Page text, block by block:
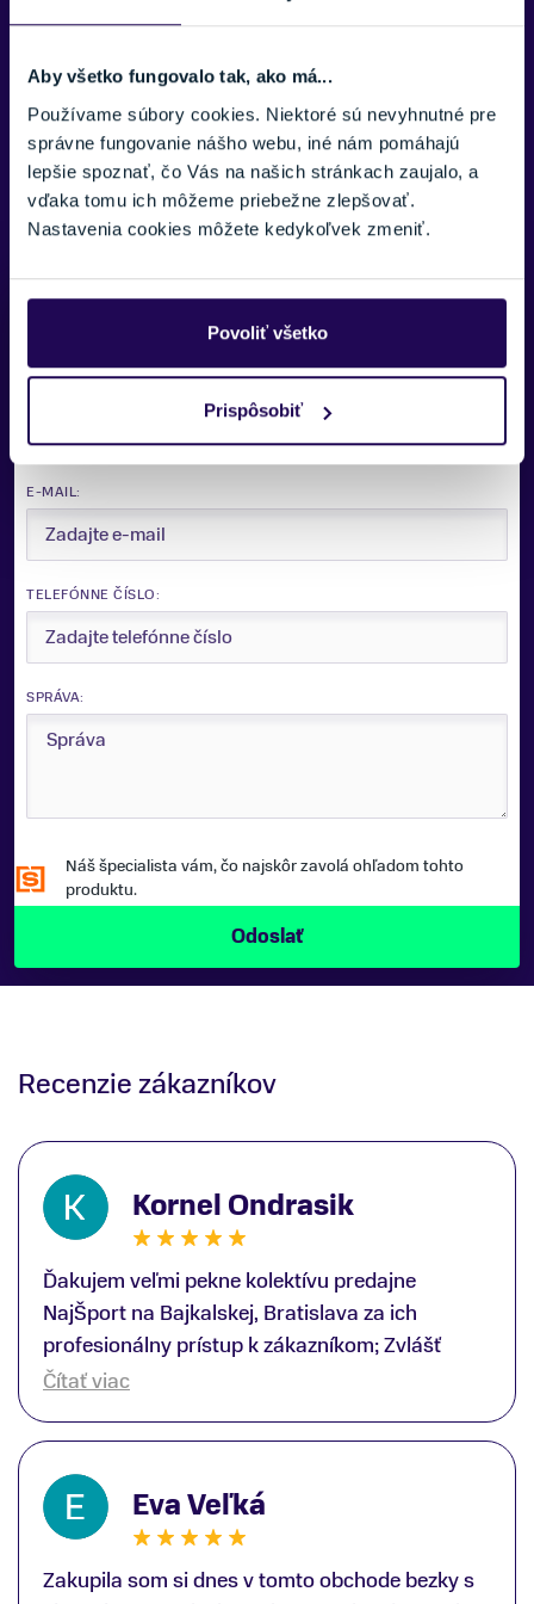
Aby všetko fungovalo tak, ako má...
Používame súbory cookies. Niektoré sú nevyhnutné pre
správne fungovanie nášho webu, iné nám pomáhajú
lepšie spoznať, čo Vás na našich stránkach zaujalo, a
vďaka tomu ich môžeme priebežne zlepšovať.
Nastavenia cookies môžete kedykoľvek zmeniť.
Povoliť všetko
Prispôsobiť
Výplň:
PrimaLoft Cross Core; Valtherm
Materiálové zloženie Výplň:
100% Polyester
Zobraziť viac
Potrebujete viac informácii? Sme tu
pre vás.
E-MAIL:
TELEFÓNNE ČÍSLO:
SPRÁVA:
Náš špecialista vám, čo najskôr zavolá ohľadom tohto
produktu.
Recenzie zákazníkov
Kornel Ondrasik
Ďakujem veľmi pekne kolektívu predajne
NajŠport na Bajkalskej, Bratislava za ich
profesionálny prístup k zákazníkom; Zvlášť
ďakujem špecialistovi Martinovi Gunišovi za
lyžiarskej obuvi, ako aj prilby.. všetko značka
Atomic; Pán Martin Guniš mi svojou
odbornosťou otvoril nové obzory a dozvedel
som sa, vďaka jeho profesionálnemu prístupu k
zákazníkovi, up-to-date informácie o nových
Čítať viac
Eva Veľká
Zakupila som si dnes v tomto obchode bezky s